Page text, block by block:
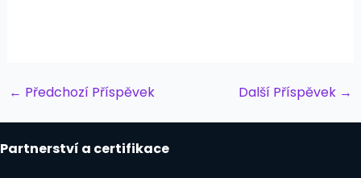
Post
← Předchozí Příspěvek Další Příspěvek →
Partnerství a certifikace